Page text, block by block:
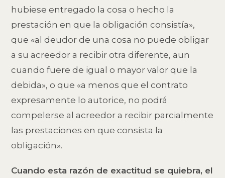
hubiese entregado la cosa o hecho la
prestación en que la obligación consistía»,
que «al deudor de una cosa no puede obligar
a su acreedor a recibir otra diferente, aun
cuando fuere de igual o mayor valor que la
debida», o que «a menos que el contrato
expresamente lo autorice, no podrá
compelerse al acreedor a recibir parcialmente
las prestaciones en que consista la
obligación».
Cuando esta razón de exactitud se quiebra, el